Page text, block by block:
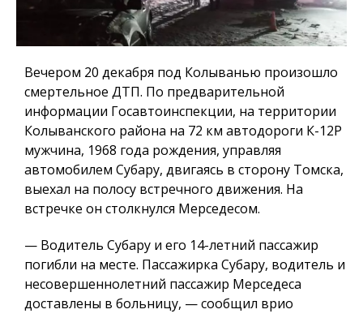
Вечером 20 декабря под Колыванью произошло
смертельное ДТП. По предварительной
информации Госавтоинспекции, на территории
Колыванского района на 72 км автодороги К-12Р
мужчина, 1968 года рождения, управляя
автомобилем Субару, двигаясь в сторону Томска,
выехал на полосу встречного движения. На
встречке он столкнулся Мерседесом.
— Водитель Субару и его 14-летний пассажир
погибли на месте. Пассажирка Субару, водитель и
несовершеннолетний пассажир Мерседеса
доставлены в больницу, — сообщил врио